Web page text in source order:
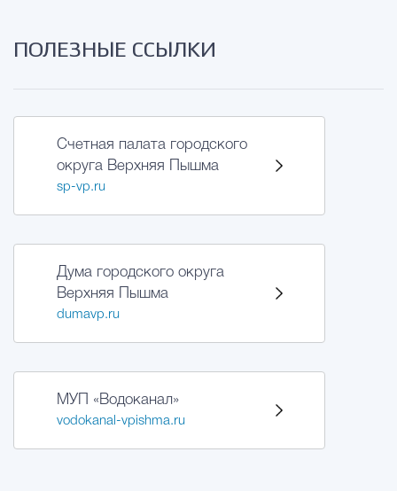
ПОЛЕЗНЫЕ ССЫЛКИ
Счетная палата городского
округа Верхняя Пышма
sp-vp.ru
Дума городского округа
Верхняя Пышма
dumavp.ru
МУП «Водоканал»
vodokanal-vpishma.ru